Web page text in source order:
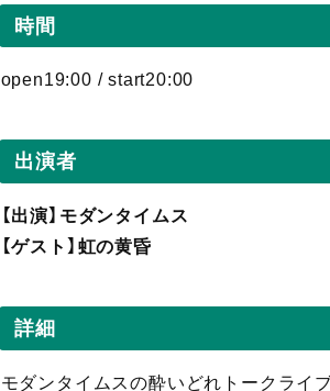
時間
open19:00 / start20:00
出演者
【出演】モダンタイムス
【ゲスト】虹の黄昏
詳細
モダンタイムスの酔いどれトークライブ